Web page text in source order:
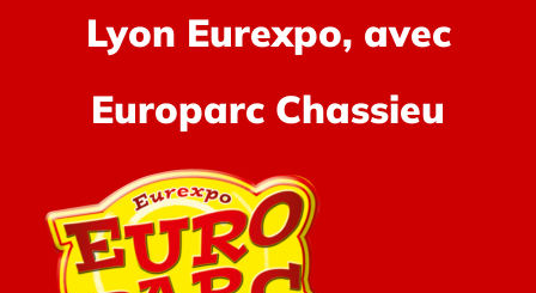
Lyon Eurexpo, avec
Europarc Chassieu